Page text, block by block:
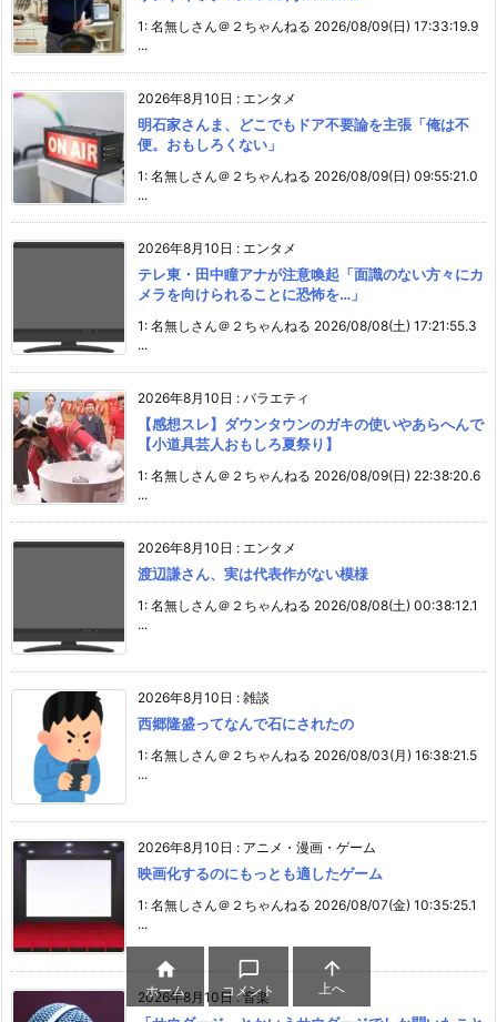
1: 名無しさん＠２ちゃんねる 2026/08/09(日) 17:33:19.9
...
2026年8月10日 : エンタメ
明石家さんま、どこでもドア不要論を主張「俺は不
便。おもしろくない」
1: 名無しさん＠２ちゃんねる 2026/08/09(日) 09:55:21.0
...
2026年8月10日 : エンタメ
テレ東・田中瞳アナが注意喚起「面識のない方々にカ
メラを向けられることに恐怖を…」
1: 名無しさん＠２ちゃんねる 2026/08/08(土) 17:21:55.3
...
2026年8月10日 : バラエティ
【感想スレ】ダウンタウンのガキの使いやあらへんで
【小道具芸人おもしろ夏祭り】
1: 名無しさん＠２ちゃんねる 2026/08/09(日) 22:38:20.6
...
2026年8月10日 : エンタメ
渡辺謙さん、実は代表作がない模様
1: 名無しさん＠２ちゃんねる 2026/08/08(土) 00:38:12.1
...
2026年8月10日 : 雑談
西郷隆盛ってなんで石にされたの
1: 名無しさん＠２ちゃんねる 2026/08/03(月) 16:38:21.5
...
2026年8月10日 : アニメ・漫画・ゲーム
映画化するのにもっとも適したゲーム
1: 名無しさん＠２ちゃんねる 2026/08/07(金) 10:35:25.1
...
2026年8月10日 :音楽

ホーム

コメント

上へ